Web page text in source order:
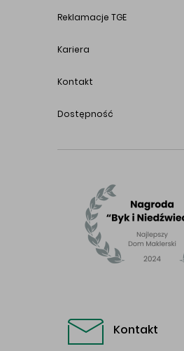
Reklamacje TGE
Kariera
Kontakt
Dostępność
Kontakt